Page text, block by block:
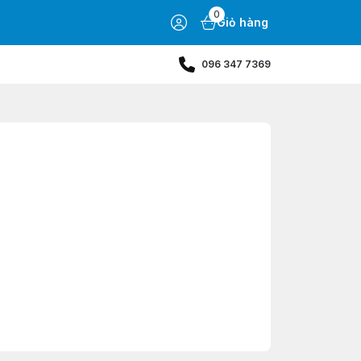
0
Giỏ hàng
096 347 7369